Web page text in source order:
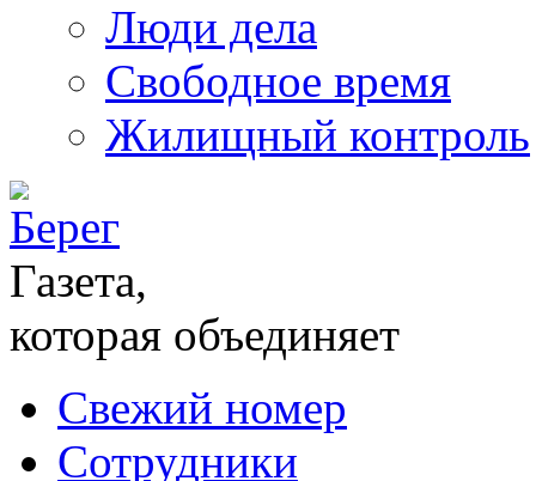
Люди дела
Свободное время
Жилищный контроль
Газета,
которая объединяет
Свежий номер
Сотрудники